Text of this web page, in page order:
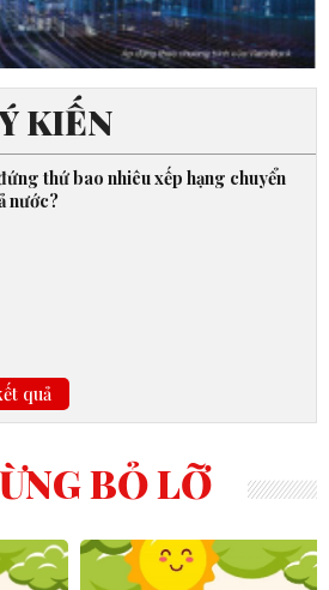
KIẾN
thứ bao nhiêu xếp hạng chuyển
nước?
quả
BỎ LỠ